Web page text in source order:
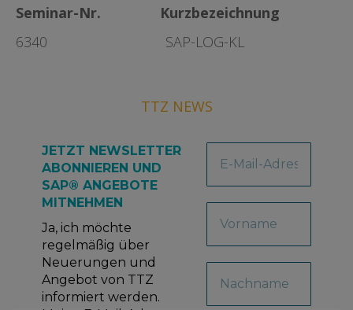
Seminar-Nr. Kurzbezeichnung
6340 SAP-LOG-KL
TTZ NEWS
JETZT NEWSLETTER
ABONNIEREN UND
SAP® ANGEBOTE
MITNEHMEN
Ja, ich möchte
regelmäßig über
Neuerungen und
Angebot von TTZ
informiert werden.